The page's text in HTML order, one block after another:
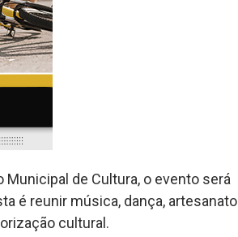
Municipal de Cultura, o evento será
é reunir música, dança, artesanato
cultural.